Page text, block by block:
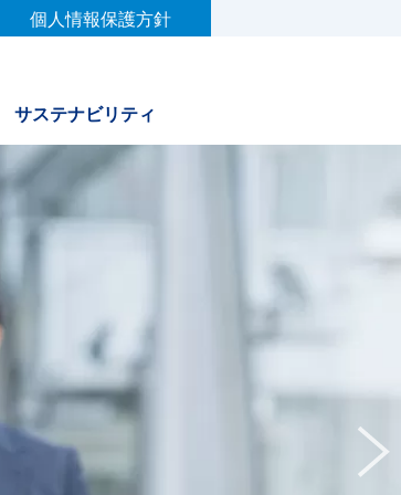
個人情報保護方針
サステナビリティ